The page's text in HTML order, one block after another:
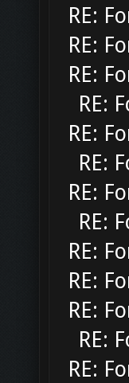
RE:
RE:
RE:
RE:
RE:
RE:
RE:
RE:
RE:
RE:
RE:
RE:
RE: